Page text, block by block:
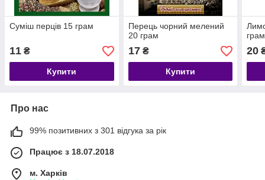
Суміш перців 15 грам
11 ₴
Купити
Перець чорний мелений
20 грам
17₴
Купити
20
Про нас
99% позитивних з 301 відгука за рік
Працює з 18.07.2018
м. Харків